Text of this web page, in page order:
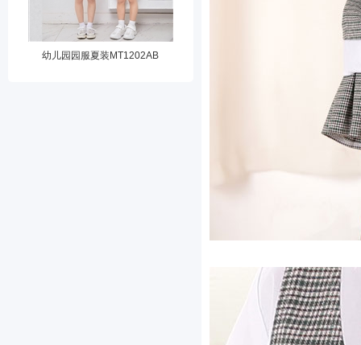
幼儿园园服夏装MT1202AB